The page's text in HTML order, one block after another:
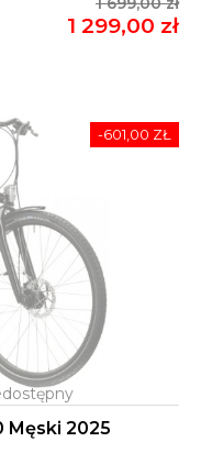
1 299,00 zł
Męski 2025
-601,00 ZŁ